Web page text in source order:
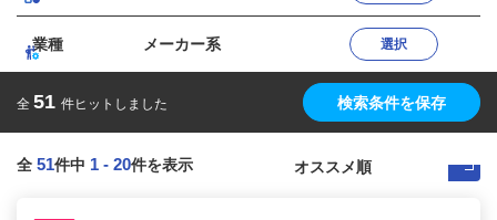
業種 メーカー系 選択
全 51 件ヒットしました 検索条件を保存
全 51件中 1 - 20件を表示